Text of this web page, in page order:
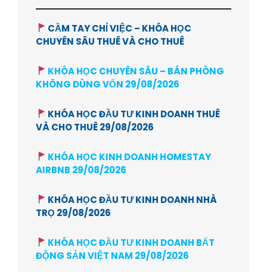
CẦM TAY CHỈ VIỆC – KHÓA HỌC
CHUYÊN SÂU THUÊ VÀ CHO THUÊ
KHÓA HỌC CHUYÊN SÂU – BÁN PHÒNG
KHÔNG DÙNG VỐN 29/08/2026
KHÓA HỌC ĐẦU TƯ KINH DOANH THUÊ
VÀ CHO THUÊ 29/08/2026
KHÓA HỌC KINH DOANH HOMESTAY
AIRBNB 29/08/2026
KHÓA HỌC ĐẦU TƯ KINH DOANH NHÀ
TRỌ 29/08/2026
KHÓA HỌC ĐẦU TƯ KINH DOANH BẤT
ĐỘNG SẢN VIỆT NAM 29/08/2026